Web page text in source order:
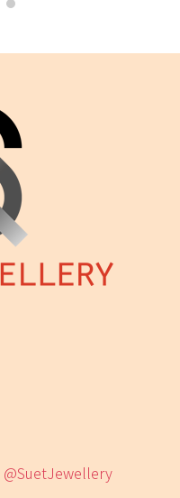
@SuetJewellery